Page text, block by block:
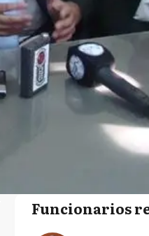
Funcionarios